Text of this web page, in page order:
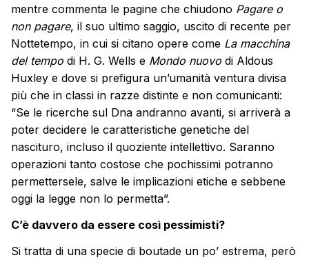
mentre commenta le pagine che chiudono Pagare o
non pagare, il suo ultimo saggio, uscito di recente per
Nottetempo, in cui si citano opere come La macchina
del tempo di H. G. Wells e Mondo nuovo di Aldous
Huxley e dove si prefigura un’umanità ventura divisa
più che in classi in razze distinte e non comunicanti:
“Se le ricerche sul Dna andranno avanti, si arriverà a
poter decidere le caratteristiche genetiche del
nascituro, incluso il quoziente intellettivo. Saranno
operazioni tanto costose che pochissimi potranno
permettersele, salve le implicazioni etiche e sebbene
oggi la legge non lo permetta”.
C’è davvero da essere così pessimisti?
Si tratta di una specie di boutade un po’ estrema, però